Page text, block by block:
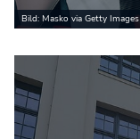
Bild: Masko via Getty Images